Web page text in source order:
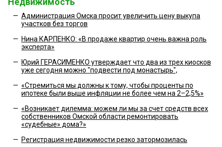
— Администрация Омска просит увеличить цену выкупа
участков без торгов
— Нина КАРПЕНКО: «В продаже квартир очень важна роль
эксперта»
— Юрий ГЕРАСИМЕНКО утверждает что два из трех киосков
уже сегодня можно "подвести под монастырь",
— «Стремиться мы должны к тому, чтобы проценты по
ипотеке были выше инфляции не более чем на 2–2,5%»
— «Возникает дилемма: можем ли мы за счет средств всех
собственников Омской области ремонтировать
«судебные» дома?»
— Регистрация недвижимости резко затормозилась